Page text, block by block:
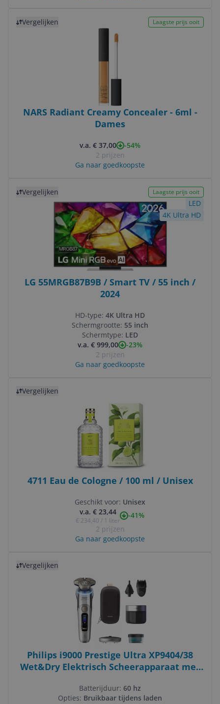
Vergelijken Laagste prijs ooit
NARS Radiant Creamy Concealer - 6ml -
Dames
v.a. € 37,00
-54%
2 prijzen
Ga naar goedkoopste
Vergelijken Laagste prijs ooit
LED
4K Ultra HD
LG 55MRGB87B9B / Smart TV / 55 inch /
2024
HD-type: 4K Ultra HD
Schermgrootte: 55 inch
Schermtype: LED
v.a. € 999,00
-23%
2 prijzen
Ga naar goedkoopste
Vergelijken
4711 Eau de Cologne / 100 ml / Unisex
Geschikt voor: Unisex
v.a. € 23,44
€ 234,40 / 1 liter
-41%
2 prijzen
Ga naar goedkoopste
Vergelijken
Philips i9000 Prestige Ultra XP9404/38
Wet&Dry Elektrisch Scheerapparaat met
Batterijduur: 60 hz
Opties: Bruikbaar tijdens laden